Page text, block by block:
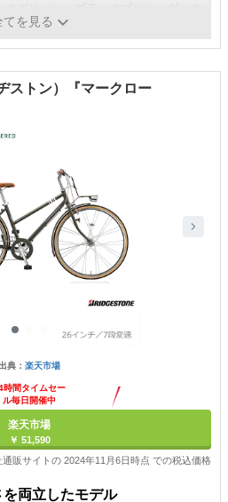
てを見る
ストン）『マークロー
典： 楽天市場
時間タイムセー
ル毎日開催中
楽天市場
￥ 51,590
販サイトの 2024年11月6日時点 での税込価格
両立したモデル